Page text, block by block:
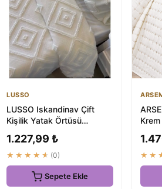
LUSSO
LUSSO Iskandinav Çift
Kişilik Yatak Örtüsü
Ekru
1.227,99 ₺
★★★★★ (0)
Sepete Ekle